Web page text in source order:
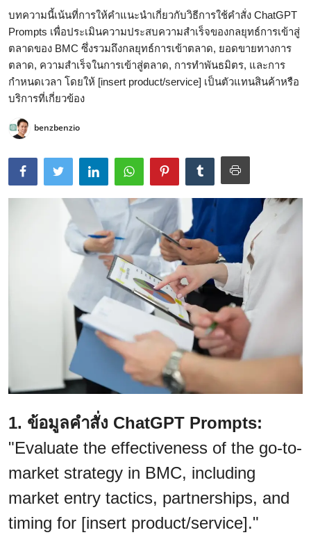
ThaiGPT Builder
คอร์สเรียน ChatGPT
บทความนี้เน้นที่การให้คำแนะนำเกี่ยวกับวิธีการใช้คำสั่ง ChatGPT
Prompts เพื่อประเมินความประสบความสำเร็จของกลยุทธ์การเข้าสู่
ตลาดของ BMC ซึ่งรวมถึงกลยุทธ์การเข้าตลาด, ยอดขายทางการ
ตลาด, ความสำเร็จในการเข้าสู่ตลาด, การทำพันธมิตร, และการ
กำหนดเวลา โดยให้ [insert product/service] เป็นตัวแทนสินค้าหรือ
บริการที่เกี่ยวข้อง
benzbenzio
1. ข้อมูลคำสั่ง ChatGPT Prompts:
"Evaluate the effectiveness of the go-to-
market strategy in BMC, including
market entry tactics, partnerships, and
timing for [insert product/service]."